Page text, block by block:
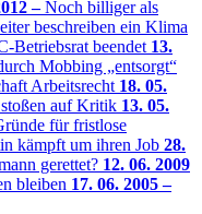
–Noch billiger als
beschreiben ein Klima
Betriebsrat beendet 13.
Mobbing „entsorgt“
Arbeitsrecht 18. 05.
auf Kritik 13. 05.
für fristlose
kämpft um ihren Job 28.
gerettet? 12. 06. 2009
bleiben 17. 06. 2005 –